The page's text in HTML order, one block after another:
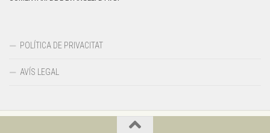
POLÍTICA DE PRIVACITAT
AVÍS LEGAL